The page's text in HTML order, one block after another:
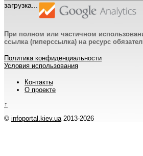
загрузка...
При полном или частичном
ссылка (гиперссылка) на ресурс
Политика конфиденциальности
Условия использования
Контакты
О проекте
↑
© infoportal.kiev.ua2013-2026